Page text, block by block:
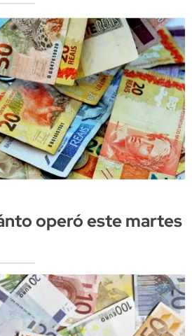
operó este martes